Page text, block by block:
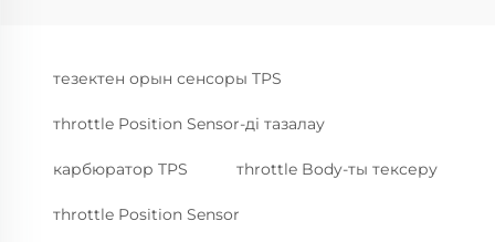
тезектен орын сенсоры TPS
тhrottle Position Sensor-ді тазалау
карбюратор TPS тhrottle Body-ты тексеру
тhrottle Position Sensor